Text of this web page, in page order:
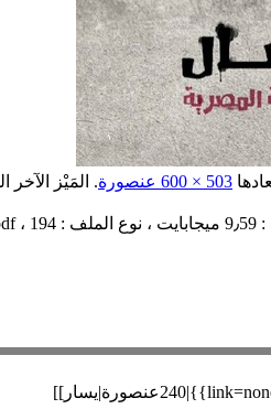
503 × 600 عنصورة . المَيْز الآخر
، 194 صفحات)